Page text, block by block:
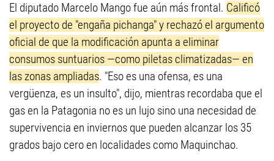
El diputado Marcelo Mango fue aún más frontal. Calificó
el proyecto de "engaña pichanga" y rechazó el argumento
oficial de que la modificación apunta a eliminar
consumos suntuarios —como piletas climatizadas— en
las zonas ampliadas. "Eso es una ofensa, es una
vergüenza, es un insulto", dijo, mientras recordaba que el
gas en la Patagonia no es un lujo sino una necesidad de
supervivencia en inviernos que pueden alcanzar los 35
grados bajo cero en localidades como Maquinchao.